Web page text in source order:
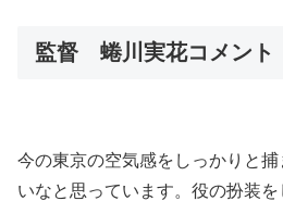
監督 蜷川実花コメント
今の東京の空気感をしっかりと
いなと思っています。役の扮装